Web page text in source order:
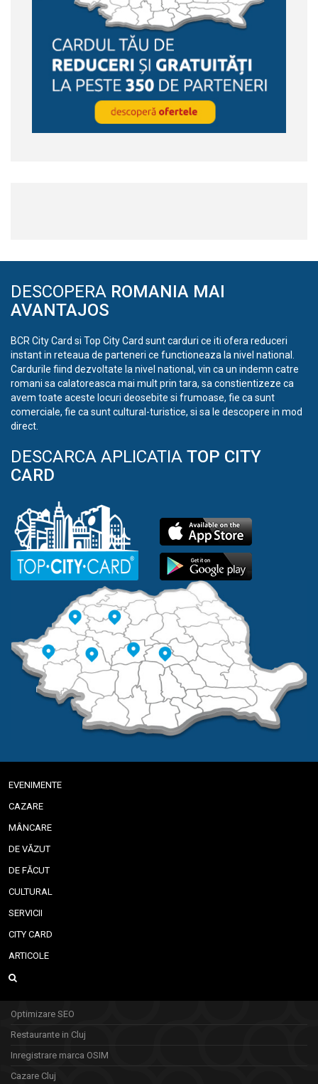
DESCOPERA ROMANIA MAI
AVANTAJOS
BCR City Card si Top City Card sunt carduri ce iti ofera reduceri
instant in reteaua de parteneri ce functioneaza la nivel national.
Cardurile fiind dezvoltate la nivel national, vin ca un indemn catre
romani sa calatoreasca mai mult prin tara, sa constientizeze ca
avem toate aceste locuri deosebite si frumoase, fie ca sunt
comerciale, fie ca sunt cultural-turistice, si sa le descopere in mod
direct.
DESCARCA APLICATIA TOP CITY
CARD
EVENIMENTE
CAZARE
MÂNCARE
DE VĂZUT
DE FĂCUT
CULTURAL
SERVICII
CITY CARD
ARTICOLE
Optimizare SEO
Restaurante in Cluj
Inregistrare marca OSIM
Cazare Cluj